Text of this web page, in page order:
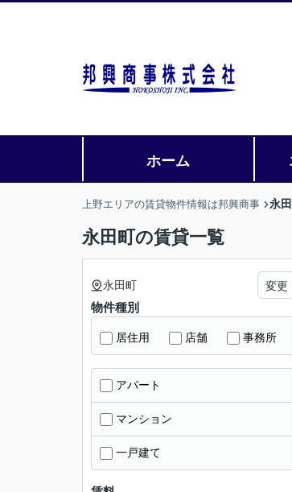
ホーム
上野エリアの賃貸物件情報は邦興商事 永
永田町の賃貸一覧
永田町 変更
物件種別
居住用 店舗 事務所
アパート
マンション
一戸建て